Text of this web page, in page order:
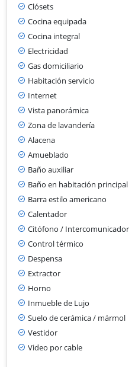
Clósets
Cocina equipada
Cocina integral
Electricidad
Gas domiciliario
Habitación servicio
Internet
Vista panorámica
Zona de lavandería
Alacena
Amueblado
Baño auxiliar
Baño en habitación principal
Barra estilo americano
Calentador
Citófono / Intercomunicador
Control térmico
Despensa
Extractor
Horno
Inmueble de Lujo
Suelo de cerámica / mármol
Vestidor
Video por cable